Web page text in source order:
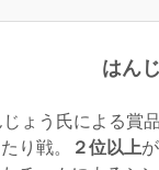
はん
ょう氏による賞
り戦。
２位以上